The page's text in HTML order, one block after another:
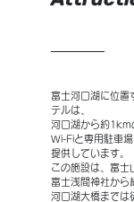
富士河口湖に位置
テルは、
河口湖から約1km
Wi-Fiと専用駐車
提供しています。
この施設は、富
富士浅間神社から
河口湖大橋までは